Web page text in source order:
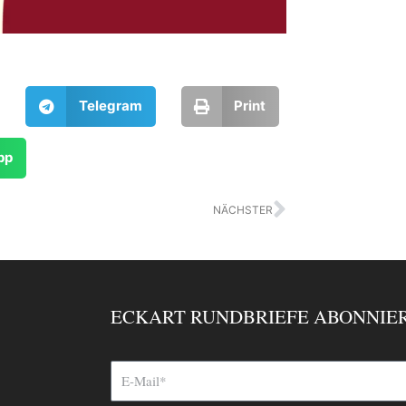
Telegram Print
NÄCHSTER Nächster
ECKART RUNDBRIEFE